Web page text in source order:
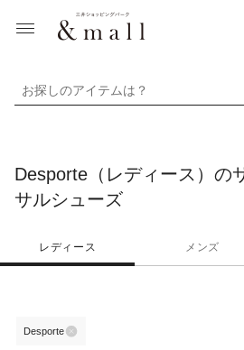
お探しのアイテムは？
Desporte（レディース）の
サルシューズ
レディース メンズ
Desporte